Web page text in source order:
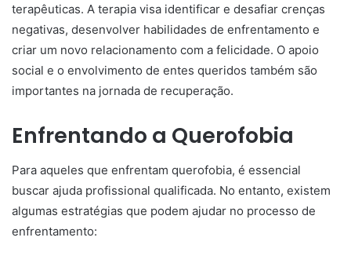
terapêuticas. A terapia visa identificar e desafiar crenças
negativas, desenvolver habilidades de enfrentamento e
criar um novo relacionamento com a felicidade. O apoio
social e o envolvimento de entes queridos também são
importantes na jornada de recuperação.
Enfrentando a Querofobia
Para aqueles que enfrentam querofobia, é essencial
buscar ajuda profissional qualificada. No entanto, existem
algumas estratégias que podem ajudar no processo de
enfrentamento: